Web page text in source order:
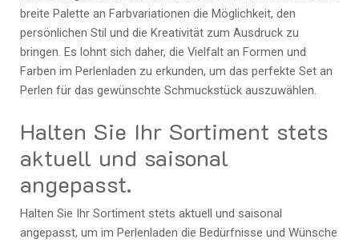
breite Palette an Farbvariationen die Möglichkeit, den
persönlichen Stil und die Kreativität zum Ausdruck zu
bringen. Es lohnt sich daher, die Vielfalt an Formen und
Farben im Perlenladen zu erkunden, um das perfekte Set an
Perlen für das gewünschte Schmuckstück auszuwählen.
Halten Sie Ihr Sortiment stets
aktuell und saisonal
angepasst.
Halten Sie Ihr Sortiment stets aktuell und saisonal
angepasst, um im Perlenladen die Bedürfnisse und Wünsche